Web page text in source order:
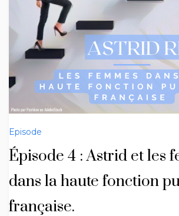
Episode
Épisode 4 : Astrid et les
dans la haute fonction
française.